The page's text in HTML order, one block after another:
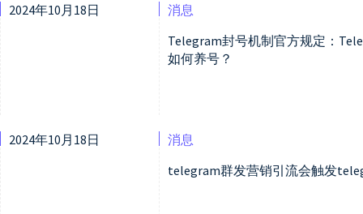
2024年10月18日
消息
Telegram封号机制官方规定：
如何养号？
2024年10月18日
消息
telegram群发营销引流会触发